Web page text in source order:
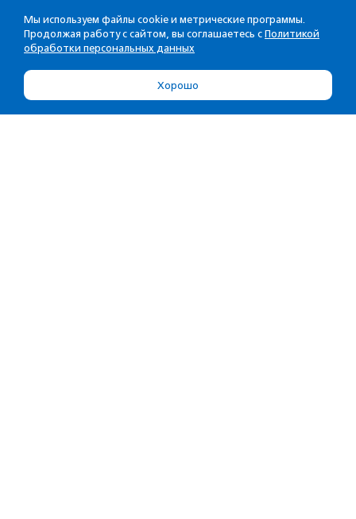
Мы используем файлы cookie и метрические программы.
Продолжая работу с сайтом, вы соглашаетесь с Политикой
обработки персональных данных
Хорошо